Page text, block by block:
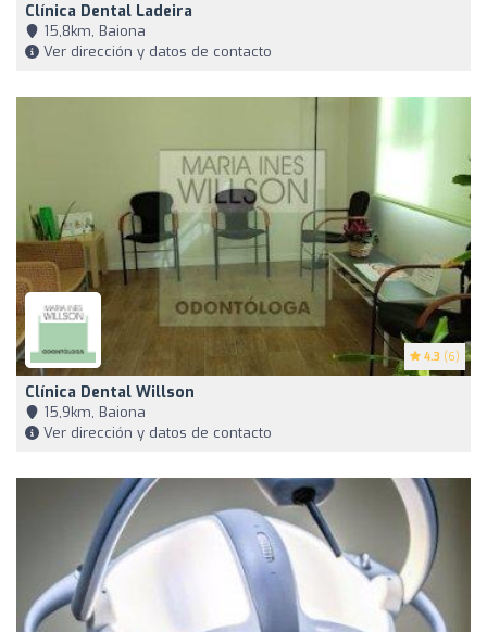
Clínica Dental Ladeira
15,8km, Baiona
Ver dirección y datos de contacto
4.3 (6)
Clínica Dental Willson
15,9km, Baiona
Ver dirección y datos de contacto